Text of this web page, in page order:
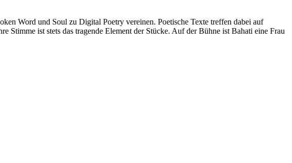
Word und Soul zu Digital Poetry vereinen. Poetische Texte treffen dabei auf
Stimme ist stets das tragende Element der Stücke. Auf der Bühne ist Bahati eine Frau